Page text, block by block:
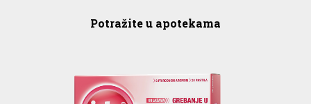
Potražite u apotekama